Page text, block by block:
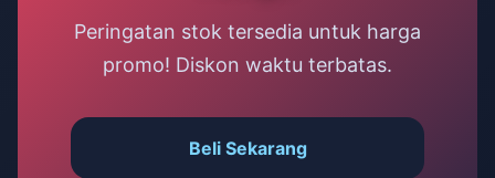
Peringatan stok tersedia untuk harga
promo! Diskon waktu terbatas.
Beli Sekarang